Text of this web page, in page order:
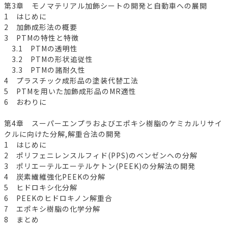
第3章 モノマテリアル加飾シートの開発と自動車への展開
1 はじめに
2 加飾成形法の概要
3 PTMの特性と特徴
3.1 PTMの透明性
3.2 PTMの形状追従性
3.3 PTMの諸耐久性
4 プラスチック成形品の塗装代替工法
5 PTMを用いた加飾成形品のMR適性
6 おわりに
第4章 スーパーエンプラおよびエポキシ樹脂のケミカルリサイ
クルに向けた分解,解重合法の開発
1 はじめに
2 ポリフェニレンスルフィド(PPS)のベンゼンへの分解
3 ポリエーテルエーテルケトン(PEEK)の分解法の開発
4 炭素繊維強化PEEKの分解
5 ヒドロキシ化分解
6 PEEKのヒドロキノン解重合
7 エポキシ樹脂の化学分解
8 まとめ